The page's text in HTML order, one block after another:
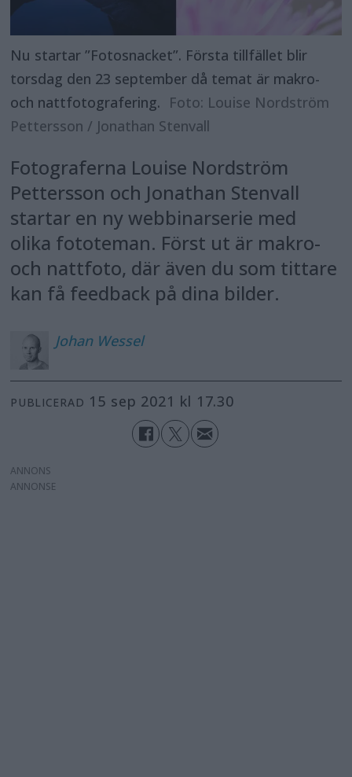
Nu startar ”Fotosnacket”. Första tillfället blir
torsdag den 23 september då temat är makro-
och nattfotografering. Foto: Louise Nordström
Pettersson / Jonathan Stenvall
Fotograferna Louise Nordström
Pettersson och Jonathan Stenvall
startar en ny webbinarserie med
olika fototeman. Först ut är makro-
och nattfoto, där även du som tittare
kan få feedback på dina bilder.
Johan Wessel
PUBLICERAD 15 sep 2021 kl 17.30
ANNONS